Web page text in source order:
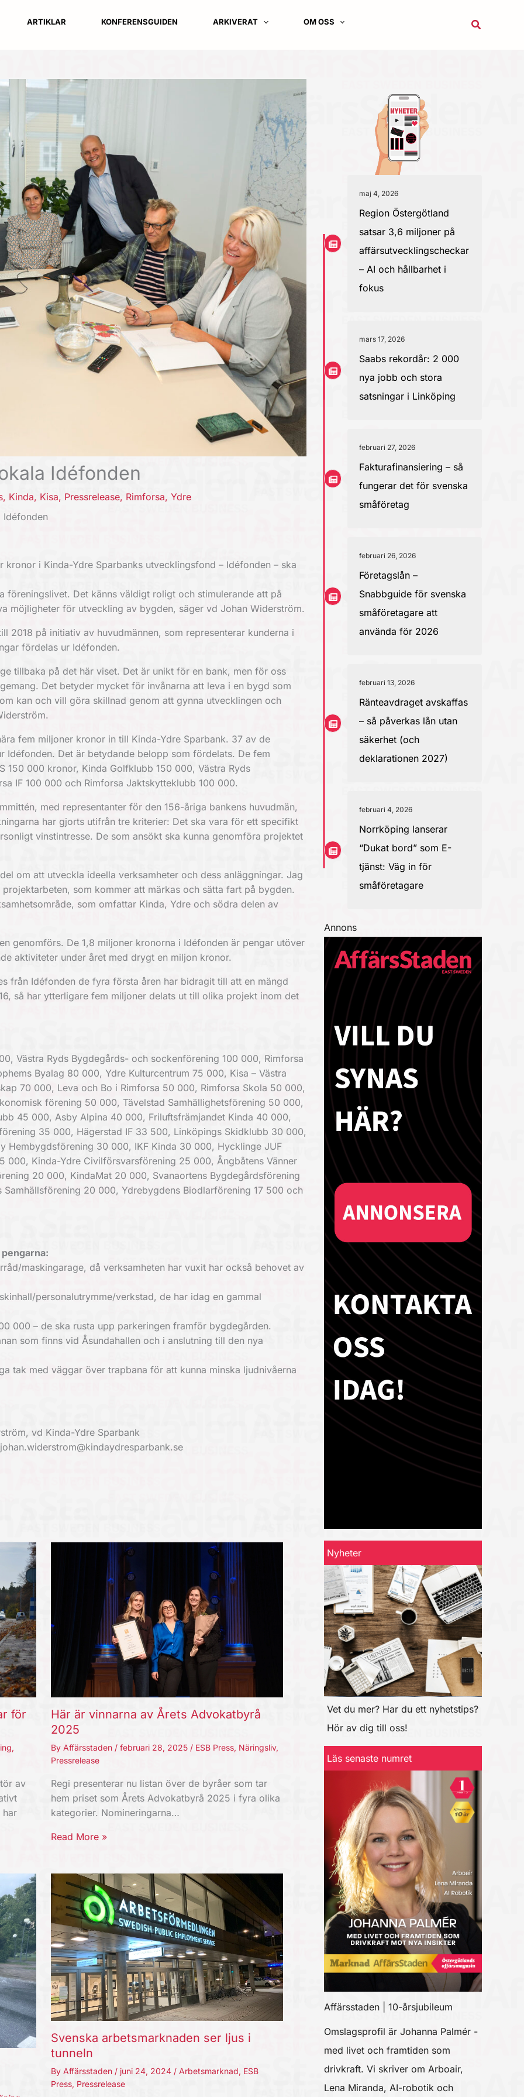
ARTIKLAR KONFERENSGUIDEN ARKIVERAT OM OSS Sök
Idéfonden
, Kinda, Kisa, Pressrelease, Rimforsa, Ydre
Idéfonden
i Kinda-Ydre Sparbanks utvecklingsfond – Idéfonden – ska
Det känns väldigt roligt och stimulerande att på
möjligheter för utveckling av bygden, säger vd Johan Widerström.
2018 på initiativ av huvudmännen, som representerar kunderna i
fördelas ur Idéfonden.
tillbaka på det här viset. Det är unikt för en bank, men för oss
Det betyder mycket för invånarna att leva i en bygd som
kan och vill göra skillnad genom att gynna utvecklingen och
fem miljoner kronor in till Kinda-Ydre Sparbank. 37 av de
Det är betydande belopp som fördelats. De fem
150 000 kronor, Kinda Golfklubb 150 000, Västra Ryds
IF 100 000 och Rimforsa Jaktskytteklubb 100 000.
med representanter för den 156-åriga bankens huvudmän,
har gjorts utifrån tre kriterier: Det ska vara för ett specifikt
vinstintresse. De som ansökt ska kunna genomföra projektet
om att utveckla ideella verksamheter och dess anläggningar. Jag
som kommer att märkas och sätta fart på bygden.
som omfattar Kinda, Ydre och södra delen av
genomförs. De 1,8 miljoner kronorna i Idéfonden är pengar utöver
aktiviteter under året med drygt en miljon kronor.
från Idéfonden de fyra första åren har bidragit till att en mängd
så har ytterligare fem miljoner delats ut till olika projekt inom det
Västra Ryds Bygdegårds- och sockenförening 100 000, Rimforsa
Byalag 80 000, Ydre Kulturcentrum 75 000, Kisa – Västra
70 000, Leva och Bo i Rimforsa 50 000, Rimforsa Skola 50 000,
förening 50 000, Tävelstad Samhällighetsförening 50 000,
45 000, Asby Alpina 40 000, Friluftsfrämjandet Kinda 40 000,
35 000, Hägerstad IF 33 500, Linköpings Skidklubb 30 000,
Hembygdsförening 30 000, IKF Kinda 30 000, Hycklinge JUF
Kinda-Ydre Civilförsvarsförening 25 000, Ångbåtens Vänner
20 000, KindaMat 20 000, Svanaortens Bygdegårdsförening
20 000, Ydrebygdens Biodlarförening 17 500 och
maskingarage, då verksamheten har vuxit har också behovet av
personalutrymme/verkstad, de har idag en gammal
000 – de ska rusta upp parkeringen framför bygdegården.
som finns vid Åsundahallen och i anslutning till den nya
tak med väggar över trapbana för att kunna minska ljudnivåerna
vd Kinda-Ydre Sparbank
för
,
av
har
Här är vinnarna av Årets Advokatbyrå
2025
By Affärsstaden / februari 28, 2025 / ESB Press, Näringsliv,
Pressrelease
Regi presenterar nu listan över de byråer som tar
hem priset som Årets Advokatbyrå 2025 i fyra olika
kategorier. Nomineringarna…
Read More »
Svenska arbetsmarknaden ser ljus i
tunneln
By Affärsstaden / juni 24, 2024 / Arbetsmarknad, ESB
Press, Pressrelease
maj 4, 2026
Region Östergötland
satsar 3,6 miljoner på
affärsutvecklingscheckar
– AI och hållbarhet i
fokus
mars 17, 2026
Saabs rekordår: 2 000
nya jobb och stora
satsningar i Linköping
februari 27, 2026
Fakturafinansiering – så
fungerar det för svenska
småföretag
februari 26, 2026
Företagslån –
Snabbguide för svenska
småföretagare att
använda för 2026
februari 13, 2026
Ränteavdraget avskaffas
– så påverkas lån utan
säkerhet (och
deklarationen 2027)
februari 4, 2026
Norrköping lanserar
“Dukat bord” som E-
tjänst: Väg in för
småföretagare
Annons
Nyheter
Vet du mer? Har du ett nyhetstips?
Hör av dig till oss!
Läs senaste numret
Affärsstaden | 10-årsjubileum
Omslagsprofil är Johanna Palmér -
med livet och framtiden som
drivkraft. Vi skriver om Arboair,
Lena Miranda, AI-robotik och